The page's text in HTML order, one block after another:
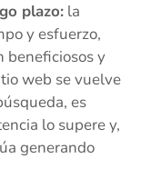
plazo: la
y esfuerzo,
beneficiosos y
web se vuelve
es
lo supere y,
generando